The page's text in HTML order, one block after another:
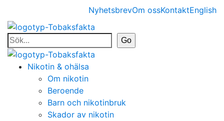
NyhetsbrevOm ossKontaktEnglish
Nikotin & ohälsa
Om nikotin
Beroende
Barn och nikotinbruk
Skador av nikotin